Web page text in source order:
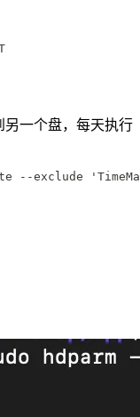
另一个盘，每天执行
exclude